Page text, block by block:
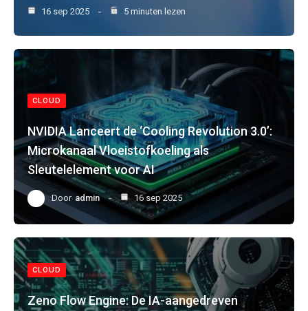
16 sep 2025 5 minuten lezen
CLOUD
NVIDIA Lanceert de ‘Cooling Revolution 3.0’:
Microkanaal Vloeistofkoeling als
Sleutelelement voor AI
Door admin 16 sep 2025
CLOUD
Zeno Flow Engine: De IA-aangedreven